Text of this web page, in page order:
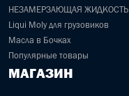
НЕЗАМЕРЗАЮЩАЯ ЖИДКОСТЬ
Liqui Moly для грузовиков
Масла в Бочках
Популярные товары
МАГАЗИН